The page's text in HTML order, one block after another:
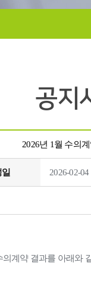
공지
2026년 1월 수의
2026-02-04
의계약 결과를 아래와